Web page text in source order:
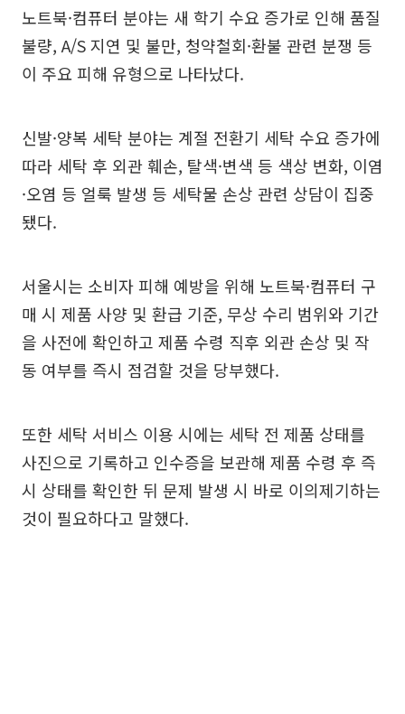
노트북·컴퓨터 분야는 새 학기 수요 증가로 인해 품질
불량, A/S 지연 및 불만, 청약철회·환불 관련 분쟁 등
이 주요 피해 유형으로 나타났다.
신발·양복 세탁 분야는 계절 전환기 세탁 수요 증가에
따라 세탁 후 외관 훼손, 탈색·변색 등 색상 변화, 이염
·오염 등 얼룩 발생 등 세탁물 손상 관련 상담이 집중
됐다.
서울시는 소비자 피해 예방을 위해 노트북·컴퓨터 구
매 시 제품 사양 및 환급 기준, 무상 수리 범위와 기간
을 사전에 확인하고 제품 수령 직후 외관 손상 및 작
동 여부를 즉시 점검할 것을 당부했다.
또한 세탁 서비스 이용 시에는 세탁 전 제품 상태를
사진으로 기록하고 인수증을 보관해 제품 수령 후 즉
시 상태를 확인한 뒤 문제 발생 시 바로 이의제기하는
것이 필요하다고 말했다.